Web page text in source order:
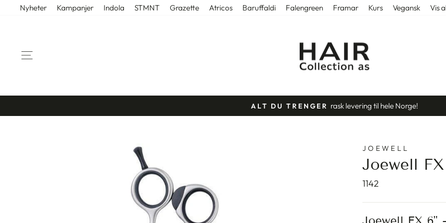
Nyheter Kampanjer Indola STMNT Grazette Atricos Baruffaldi Falengreen Framar Kurs Vegansk Vis
Stopp
NORSK NETTBUTIKK med lager i Tønsberg.
JOEWELL
Joewell
1142